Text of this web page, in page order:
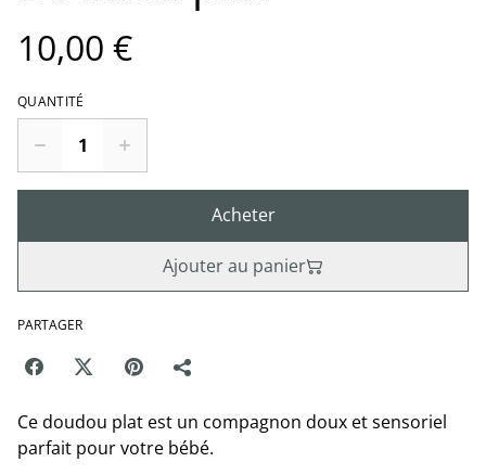
10,00 €
QUANTITÉ
Acheter
Ajouter au panier
PARTAGER
Ce doudou plat est un compagnon doux et sensoriel
parfait pour votre bébé.